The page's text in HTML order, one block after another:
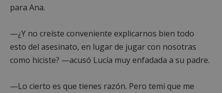
para Ana.
—¿Y no creíste conveniente explicarnos bien todo
esto del asesinato, en lugar de jugar con nosotras
como hiciste? —acusó Lucía muy enfadada a su padre.
—Lo cierto es que tienes razón. Pero temí que me